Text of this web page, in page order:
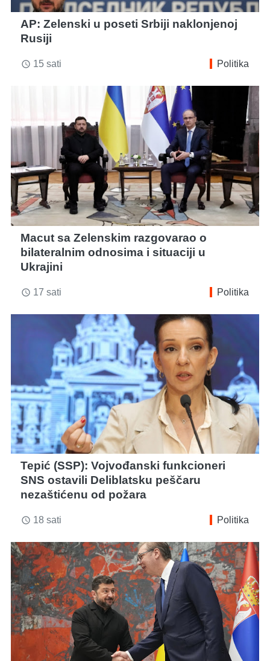
AP: Zelenski u poseti Srbiji naklonjenoj
Rusiji
access_time 15 sati Politika
Macut sa Zelenskim razgovarao o
bilateralnim odnosima i situaciji u
Ukrajini
access_time 17 sati Politika
Tepić (SSP): Vojvođanski funkcioneri
SNS ostavili Deliblatsku peščaru
nezaštićenu od požara
access_time 18 sati Politika